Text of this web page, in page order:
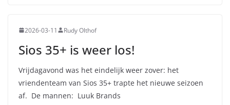
2026-03-11 Rudy Olthof
Sios 35+ is weer los!
Vrijdagavond was het eindelijk weer zover: het
vriendenteam van Sios 35+ trapte het nieuwe seizoen
af. De mannen: Luuk Brands